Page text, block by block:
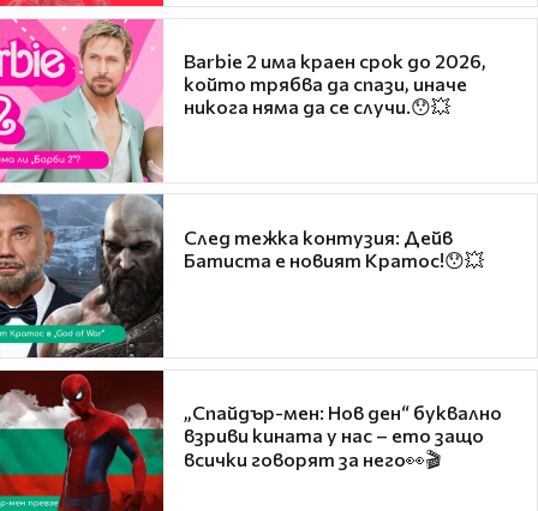
Barbie 2 има краен срок до 2026,
който трябва да спази, иначе
никога няма да се случи.😯💥
След тежка контузия: Дейв
Батиста е новият Кратос!😯💥
„Спайдър-мен: Нов ден“ буквално
взриви кината у нас – ето защо
всички говорят за него👀🎬